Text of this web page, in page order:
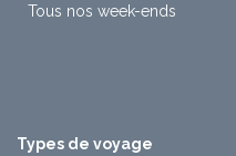
Tous nos week-ends
Types de voyage